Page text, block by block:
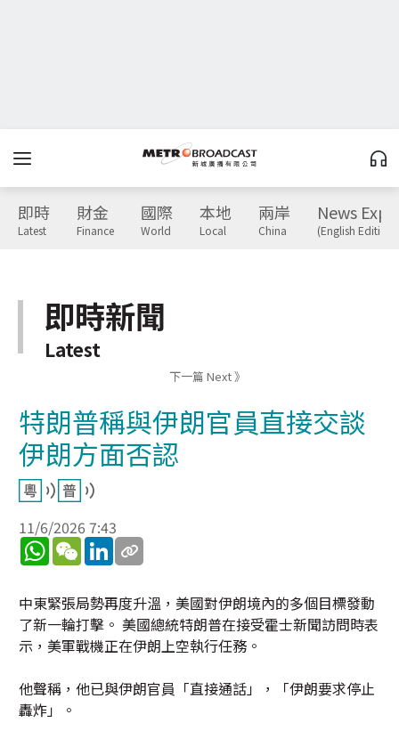
即時
Latest
財金
Finance
國際
World
本地
Local
兩岸
China
News
(English Edition)
即時新聞
Latest
下一篇 Next 》
特朗普稱與伊朗官員直接交談
伊朗方面否認
11/6/2026 7:43
WhatsApp
WeChatLinkedIn
中東緊張局勢再度升溫，美國對伊朗境內的多個目標發動
了新一輪打擊。 美國總統特朗普在接受霍士新聞訪問時表
示，美軍戰機正在伊朗上空執行任務。
他聲稱，他已與伊朗官員「直接通話」，「伊朗要求停止
轟炸」。